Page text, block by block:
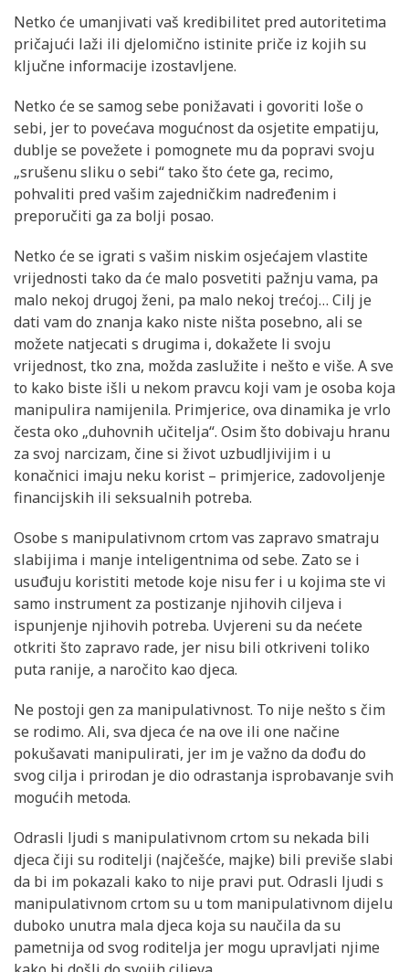
Netko će umanjivati vaš kredibilitet pred autoritetima
pričajući laži ili djelomično istinite priče iz kojih su
ključne informacije izostavljene.
Netko će se samog sebe ponižavati i govoriti loše o
sebi, jer to povećava mogućnost da osjetite empatiju,
dublje se povežete i pomognete mu da popravi svoju
„srušenu sliku o sebi“ tako što ćete ga, recimo,
pohvaliti pred vašim zajedničkim nadređenim i
preporučiti ga za bolji posao.
Netko će se igrati s vašim niskim osjećajem vlastite
vrijednosti tako da će malo posvetiti pažnju vama, pa
malo nekoj drugoj ženi, pa malo nekoj trećoj… Cilj je
dati vam do znanja kako niste ništa posebno, ali se
možete natjecati s drugima i, dokažete li svoju
vrijednost, tko zna, možda zaslužite i nešto e više. A sve
to kako biste išli u nekom pravcu koji vam je osoba koja
manipulira namijenila. Primjerice, ova dinamika je vrlo
česta oko „duhovnih učitelja“. Osim što dobivaju hranu
za svoj narcizam, čine si život uzbudljivijim i u
konačnici imaju neku korist – primjerice, zadovoljenje
financijskih ili seksualnih potreba.
Osobe s manipulativnom crtom vas zapravo smatraju
slabijima i manje inteligentnima od sebe. Zato se i
usuđuju koristiti metode koje nisu fer i u kojima ste vi
samo instrument za postizanje njihovih ciljeva i
ispunjenje njihovih potreba. Uvjereni su da nećete
otkriti što zapravo rade, jer nisu bili otkriveni toliko
puta ranije, a naročito kao djeca.
Ne postoji gen za manipulativnost. To nije nešto s čim
se rodimo. Ali, sva djeca će na ove ili one načine
pokušavati manipulirati, jer im je važno da dođu do
svog cilja i prirodan je dio odrastanja isprobavanje svih
mogućih metoda.
Odrasli ljudi s manipulativnom crtom su nekada bili
djeca čiji su roditelji (najčešće, majke) bili previše slabi
da bi im pokazali kako to nije pravi put. Odrasli ljudi s
manipulativnom crtom su u tom manipulativnom dijelu
duboko unutra mala djeca koja su naučila da su
pametnija od svog roditelja jer mogu upravljati njime